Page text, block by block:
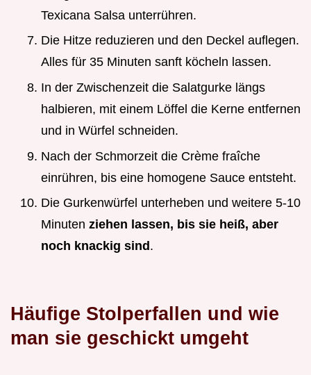
Texicana Salsa unterrühren.
Die Hitze reduzieren und den Deckel auflegen.
Alles für 35 Minuten sanft köcheln lassen.
In der Zwischenzeit die Salatgurke längs
halbieren, mit einem Löffel die Kerne entfernen
und in Würfel schneiden.
Nach der Schmorzeit die Crème fraîche
einrühren, bis eine homogene Sauce entsteht.
Die Gurkenwürfel unterheben und weitere 5-10
Minuten ziehen lassen, bis sie heiß, aber
noch knackig sind .
Häufige Stolperfallen und wie
man sie geschickt umgeht